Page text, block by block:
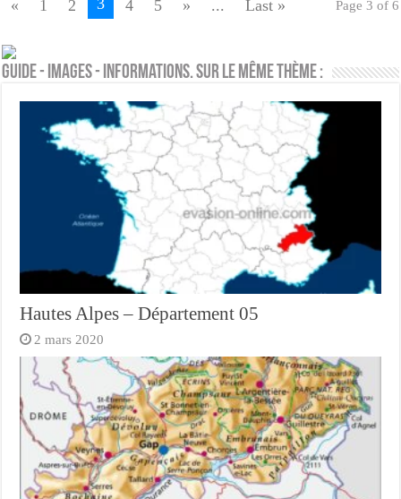
Page 3 of 6
« 1 2 4 5 » ... Last »
Guide - Images - Informations. Sur le même thème :
Hautes Alpes – Département 05
2 mars 2020